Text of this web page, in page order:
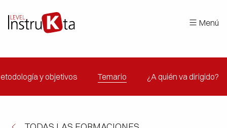
Menú
y objetivos Temario ¿A quién va dirigido?